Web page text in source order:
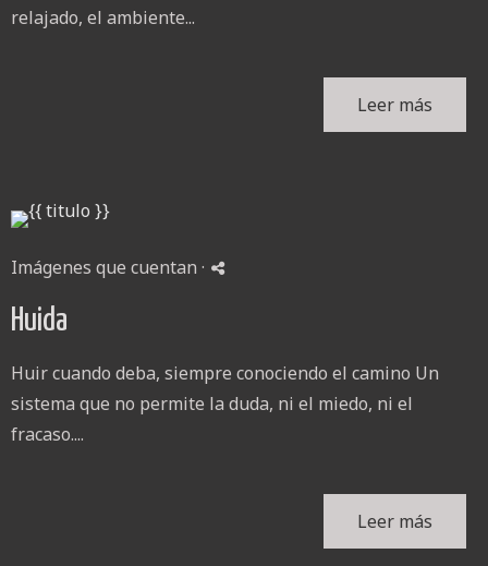
relajado, el ambiente...
Leer más
Imágenes que cuentan ·
Huida
Huir cuando deba, siempre conociendo el camino Un
sistema que no permite la duda, ni el miedo, ni el
fracaso....
Leer más